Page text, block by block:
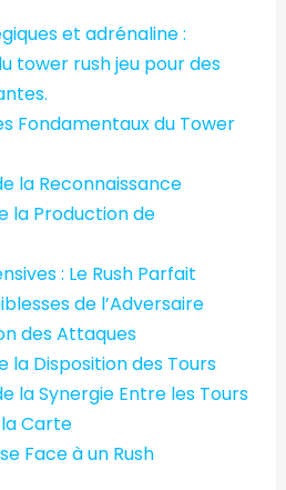
et adrénaline :
tower rush jeu pour des
Fondamentaux du Tower
la Reconnaissance
la Production de
: Le Rush Parfait
de l’Adversaire
des Attaques
la Disposition des Tours
la Synergie Entre les Tours
Carte
Face à un Rush